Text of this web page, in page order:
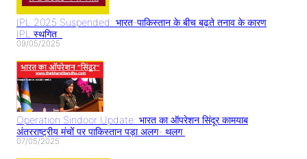
IPL 2025 Suspended: भारत-पाकिस्तान के बीच बढ़ते तनाव के कारण
IPL स्थगित..
09/05/2025
Operation Sindoor Update: भारत का ऑपरेशन सिंदूर कामयाब
अंतरराष्ट्रीय मंचों पर पाकिस्तान पड़ा अलग- थलग
07/05/2025